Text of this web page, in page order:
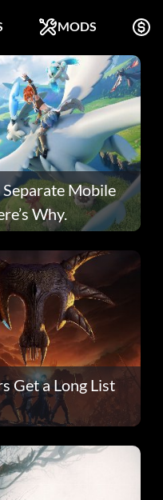
MODS
Mobile
Why.
Get a Long List